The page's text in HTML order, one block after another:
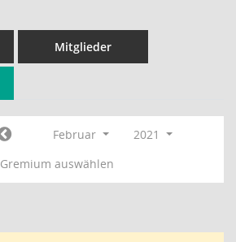
Mitglieder
Februar
2021
Gremium auswählen